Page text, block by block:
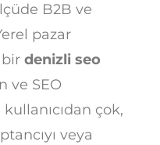
B2B ve
pazar
denizli seo
ve SEO
çok,
veya